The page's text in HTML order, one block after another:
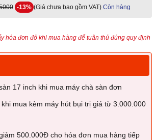
-13% (Giá chưa bao gồm VAT) Còn hàng
hóa đơn đỏ khi mua hàng để tuân thủ đúng quy định
17 inch khi mua máy chà sàn đơn
mua kèm máy hút bụi trị giá từ 3.000.000
500.000Đ cho hóa đơn mua hàng tiếp